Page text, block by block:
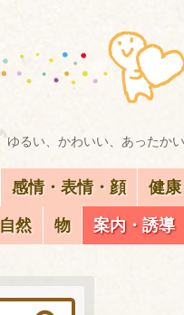
ゆるい、かわいい、あったか
感情・表情・顔 健
自然 物 案内・誘導